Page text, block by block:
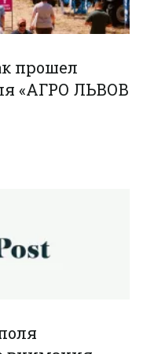
прошел
«АГРО ЛЬВОВ